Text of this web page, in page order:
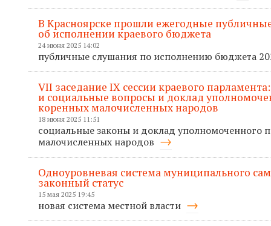
В Красноярске прошли ежегодные
об исполнении краевого бюджета
24 июня 2025 14:02
публичные слушания по исполнению бюджета
VII заседание IХ сессии краевого
и социальные вопросы и доклад
коренных малочисленных народов
18 июня 2025 11:51
социальные законы и доклад уполномоченного
малочисленных народов
Одноуровневая система муниципального
законный статус
15 мая 2025 19:45
новая система местной власти